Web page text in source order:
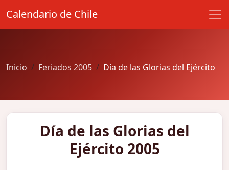
Calendario de Chile
Inicio Feriados 2005 Día de las Glorias del Ejército
Día de las Glorias del
Ejército 2005